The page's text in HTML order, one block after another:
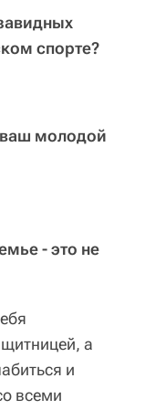
спорте?
молодой
- это не
а
и
всеми